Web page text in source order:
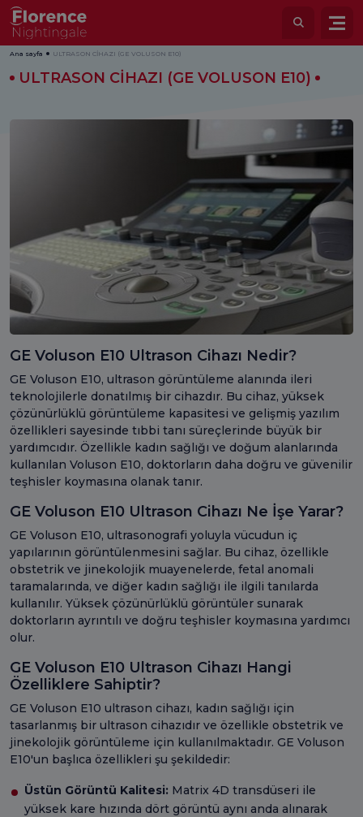
Ana sayfa ULTRASON CİHAZI (GE VOLUSON E10)
ULTRASON CİHAZI (GE VOLUSON E10)
GE Voluson E10 Ultrason Cihazı Nedir?
GE Voluson E10, ultrason görüntüleme alanında ileri
teknolojilerle donatılmış bir cihazdır. Bu cihaz, yüksek
çözünürlüklü görüntüleme kapasitesi ve gelişmiş yazılım
özellikleri sayesinde tıbbi tanı süreçlerinde büyük bir
yardımcıdır. Özellikle kadın sağlığı ve doğum alanlarında
kullanılan Voluson E10, doktorların daha doğru ve güvenilir
teşhisler koymasına olanak tanır.
GE Voluson E10 Ultrason Cihazı Ne İşe Yarar?
GE Voluson E10, ultrasonografi yoluyla vücudun iç
yapılarının görüntülenmesini sağlar. Bu cihaz, özellikle
obstetrik ve jinekolojik muayenelerde, fetal anomali
taramalarında, ve diğer kadın sağlığı ile ilgili tanılarda
kullanılır. Yüksek çözünürlüklü görüntüler sunarak
doktorların ayrıntılı ve doğru teşhisler koymasına yardımcı
olur.
GE Voluson E10 Ultrason Cihazı Hangi
Özelliklere Sahiptir?
GE Voluson E10 ultrason cihazı, kadın sağlığı için
tasarlanmış bir ultrason cihazıdır ve özellikle obstetrik ve
jinekolojik görüntüleme için kullanılmaktadır. GE Voluson
E10'un başlıca özellikleri şu şekildedir:
Üstün Görüntü Kalitesi: Matrix 4D transdüseri ile
yüksek kare hızında dört görüntü aynı anda alınarak